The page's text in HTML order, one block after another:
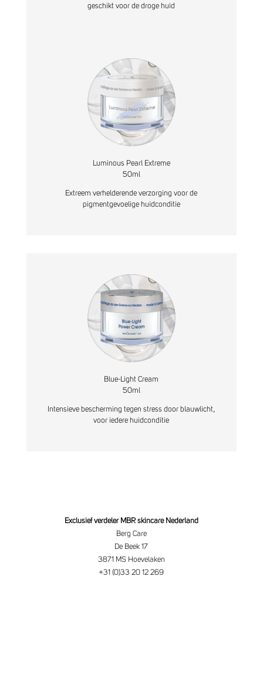
geschikt voor de droge huid
Luminous Pearl Extreme
50ml
Extreem verhelderende verzorging voor de
pigmentgevoelige huidconditie
Blue-Light Cream
50ml
Intensieve bescherming tegen stress door blauwlicht,
voor iedere huidconditie
Exclusief verdeler MBR skincare Nederland
Berg Care
De Beek 17
3871 MS Hoevelaken
+31 (0)33 20 12 269